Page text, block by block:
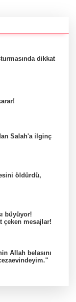
dikkat
Salah'a ilginç
öldürdü,
büyüyor!
çeken mesajlar!
Allah belasını